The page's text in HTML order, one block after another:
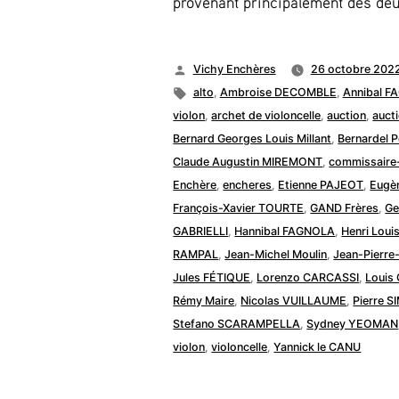
Publié
par
Vichy Enchères 26 octobre
Étiquettes :
alto, Ambroise DECOMBLE, Annibal
violon,archet de violoncelle,auction,
Bernard Georges Louis Millant, Bernardel
Claude Augustin MIREMONT,
Enchère,encheres, Etienne PAJEOT,
François-Xavier TOURTE,GAND Frères,
GABRIELLI, Hannibal FAGNOLA, Henri
RAMPAL,Jean-Michel Moulin,Jean-
Jules FÉTIQUE, Lorenzo CARCASSI, Louis
Rémy Maire, Nicolas VUILLAUME, Pierre
Stefano SCARAMPELLA,Sydney YEOMAN
violon,violoncelle,Yannick le CANU